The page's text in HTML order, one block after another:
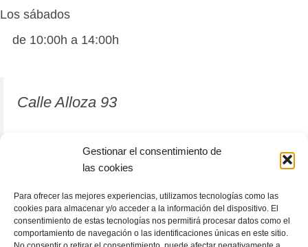
Gestionar el consentimiento de
las cookies
Para ofrecer las mejores experiencias, utilizamos tecnologías como las
cookies para almacenar y/o acceder a la información del dispositivo. El
consentimiento de estas tecnologías nos permitirá procesar datos como el
comportamiento de navegación o las identificaciones únicas en este sitio.
Los sábados
de 10:00h a 14:00h
Calle Alloza 93
12001 Castellón de la Plana
964 81 37 63